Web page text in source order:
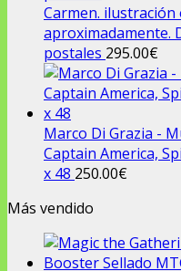
Carmen. ilustración
aproximadamente.
postales 295.00€
Marco Di Grazia -
Captain America,
x 48 250.00€
Más vendido